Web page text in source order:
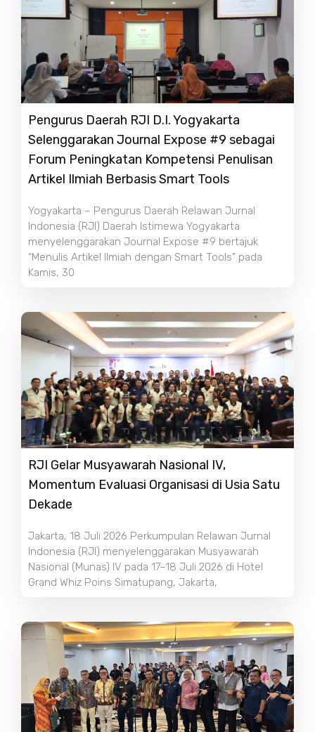
Pengurus Daerah RJI D.I. Yogyakarta
Selenggarakan Journal Expose #9 sebagai
Forum Peningkatan Kompetensi Penulisan
Artikel Ilmiah Berbasis Smart Tools
Yogyakarta – Pengurus Daerah Relawan Jurnal
Indonesia (RJI) Daerah Istimewa Yogyakarta
menyelenggarakan Journal Expose #9 bertajuk
“Menulis Artikel Ilmiah dengan Smart Tools” pada
Kamis, 30
RJI Gelar Musyawarah Nasional IV,
Momentum Evaluasi Organisasi di Usia Satu
Dekade
Jakarta, 18 Juli 2026 Perkumpulan Relawan Jurnal
Indonesia (RJI) menyelenggarakan Musyawarah
Nasional (Munas) IV pada 17–18 Juli 2026 di Hotel
Grand Whiz Poins Simatupang, Jakarta,